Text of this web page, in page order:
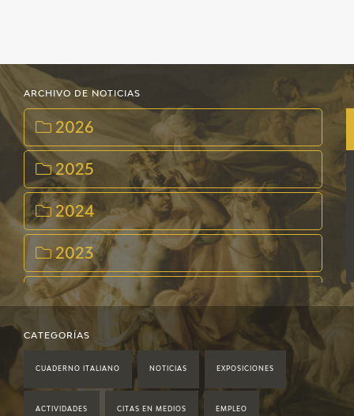
ARCHIVO DE NOTICIAS
2026
2025
2024
2023
2022
2021
CATEGORÍAS
CUADERNO ITALIANO NOTICIAS EXPOSICIONES
ACTIVIDADES CITAS EN MEDIOS EMPLEO